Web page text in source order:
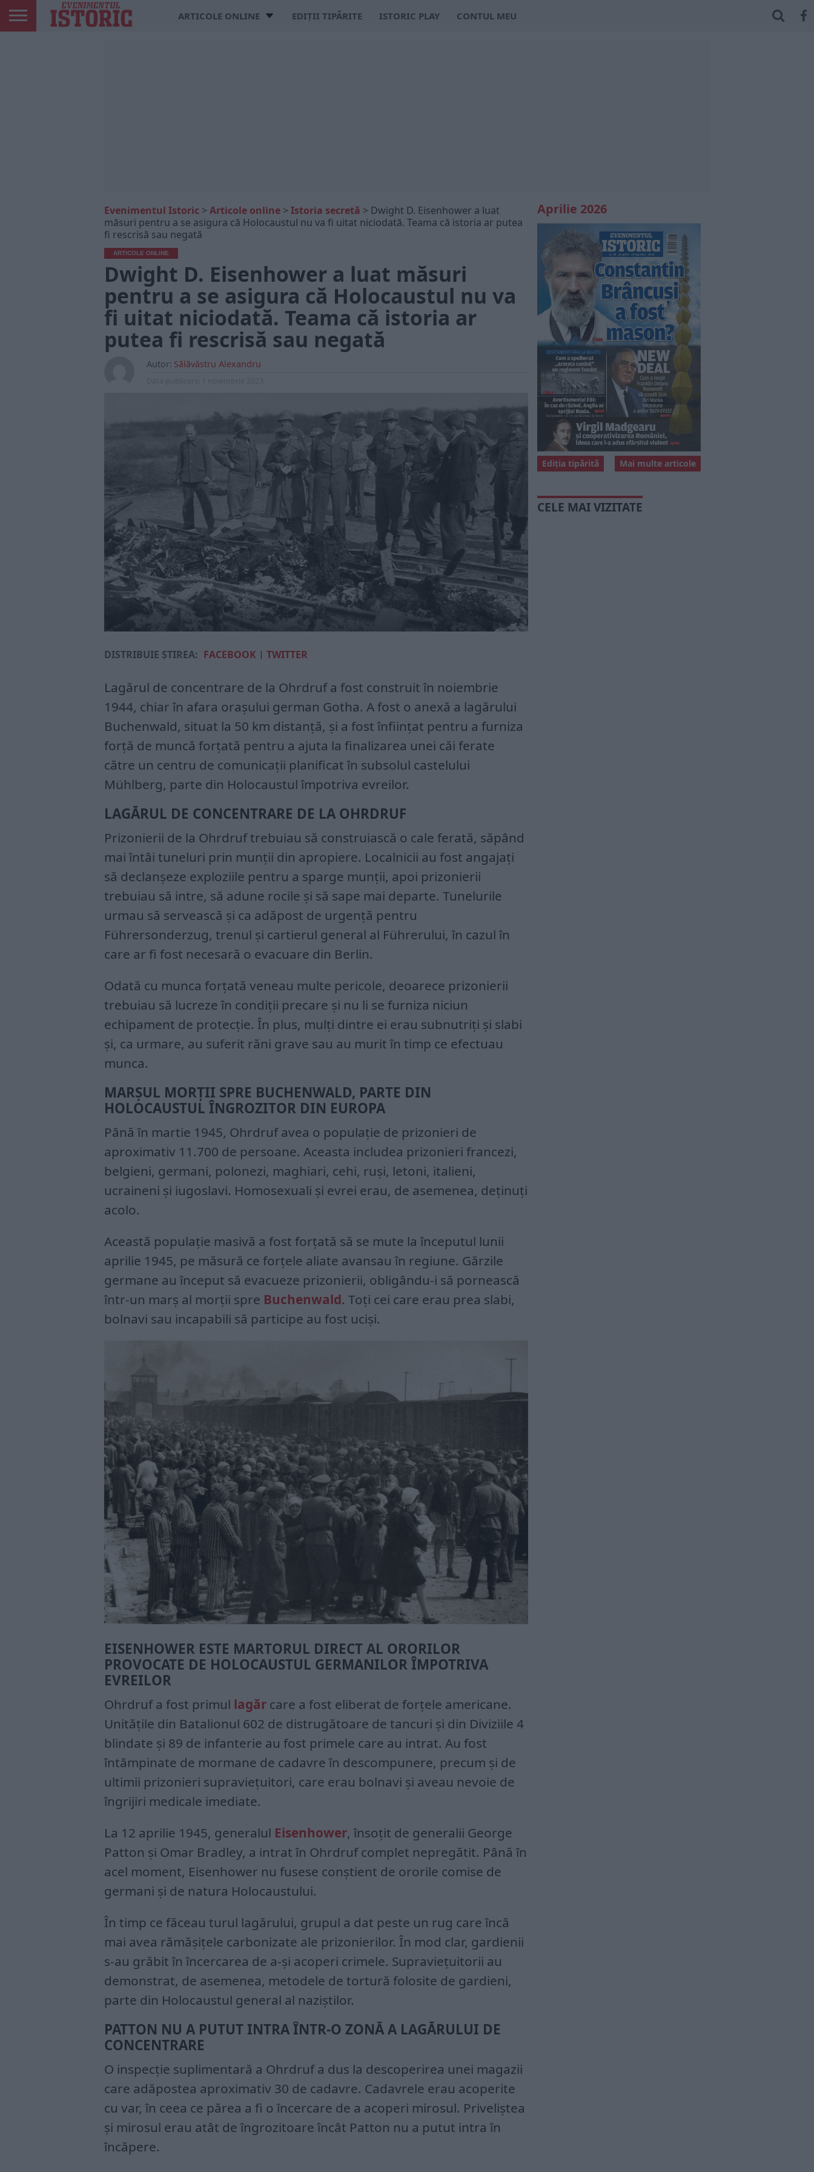
ARTICOLE ONLINE EDIȚII TIPĂRITE ISTORIC PLAY CONTUL MEU
Evenimentul Istoric > Articole online > Istoria secretă > Dwight D. Eisenhower a luat
măsuri pentru a se asigura că Holocaustul nu va fi uitat niciodată. Teama că istoria ar putea
fi rescrisă sau negată
ARTICOLE ONLINE
Dwight D. Eisenhower a luat măsuri
pentru a se asigura că Holocaustul nu va
fi uitat niciodată. Teama că istoria ar
putea fi rescrisă sau negată
Autor: Sălăvăstru Alexandru
DISTRIBUIE ȘTIREA: FACEBOOK | TWITTER
Lagărul de concentrare de la Ohrdruf a fost construit în noiembrie
1944, chiar în afara orașului german Gotha. A fost o anexă a lagărului
Buchenwald, situat la 50 km distanță, și a fost înființat pentru a furniza
forță de muncă forțată pentru a ajuta la finalizarea unei căi ferate
către un centru de comunicații planificat în subsolul castelului
Mühlberg, parte din Holocaustul împotriva evreilor.
LAGĂRUL DE CONCENTRARE DE LA OHRDRUF
Prizonierii de la Ohrdruf trebuiau să construiască o cale ferată, săpând
mai întâi tuneluri prin munții din apropiere. Localnicii au fost angajați
să declanșeze exploziile pentru a sparge munții, apoi prizonierii
trebuiau să intre, să adune rocile și să sape mai departe. Tunelurile
urmau să servească și ca adăpost de urgență pentru
Führersonderzug, trenul și cartierul general al Führerului, în cazul în
care ar fi fost necesară o evacuare din Berlin.
Odată cu munca forțată veneau multe pericole, deoarece prizonierii
trebuiau să lucreze în condiții precare și nu li se furniza niciun
echipament de protecție. În plus, mulți dintre ei erau subnutriți și slabi
și, ca urmare, au suferit răni grave sau au murit în timp ce efectuau
munca.
MARȘUL MORȚII SPRE BUCHENWALD, PARTE DIN
HOLOCAUSTUL ÎNGROZITOR DIN EUROPA
Până în martie 1945, Ohrdruf avea o populație de prizonieri de
aproximativ 11.700 de persoane. Aceasta includea prizonieri francezi,
belgieni, germani, polonezi, maghiari, cehi, ruși, letoni, italieni,
ucraineni și iugoslavi. Homosexuali și evrei erau, de asemenea, deținuți
acolo.
Această populație masivă a fost forțată să se mute la începutul lunii
aprilie 1945, pe măsură ce forțele aliate avansau în regiune. Gărzile
germane au început să evacueze prizonierii, obligându-i să pornească
într-un marș al morții spre Buchenwald. Toți cei care erau prea slabi,
bolnavi sau incapabili să participe au fost uciși.
EISENHOWER ESTE MARTORUL DIRECT AL ORORILOR
PROVOCATE DE HOLOCAUSTUL GERMANILOR ÎMPOTRIVA
EVREILOR
Ohrdruf a fost primul lagăr care a fost eliberat de forțele americane.
Unitățile din Batalionul 602 de distrugătoare de tancuri și din Diviziile 4
blindate și 89 de infanterie au fost primele care au intrat. Au fost
întâmpinate de mormane de cadavre în descompunere, precum și de
ultimii prizonieri supraviețuitori, care erau bolnavi și aveau nevoie de
îngrijiri medicale imediate.
La 12 aprilie 1945, generalul Eisenhower, însoțit de generalii George
Patton și Omar Bradley, a intrat în Ohrdruf complet nepregătit. Până în
acel moment, Eisenhower nu fusese conștient de ororile comise de
germani și de natura Holocaustului.
În timp ce făceau turul lagărului, grupul a dat peste un rug care încă
mai avea rămășițele carbonizate ale prizonierilor. În mod clar, gardienii
s-au grăbit în încercarea de a-și acoperi crimele. Supraviețuitorii au
demonstrat, de asemenea, metodele de tortură folosite de gardieni,
parte din Holocaustul general al naziștilor.
PATTON NU A PUTUT INTRA ÎNTR-O ZONĂ A LAGĂRULUI DE
CONCENTRARE
O inspecție suplimentară a Ohrdruf a dus la descoperirea unei magazii
care adăpostea aproximativ 30 de cadavre. Cadavrele erau acoperite
cu var, în ceea ce părea a fi o încercare de a acoperi mirosul. Priveliștea
și mirosul erau atât de îngrozitoare încât Patton nu a putut intra în
încăpere.
Aprilie 2026
Mai multe articole
Ediția tipărită
CELE MAI VIZITATE